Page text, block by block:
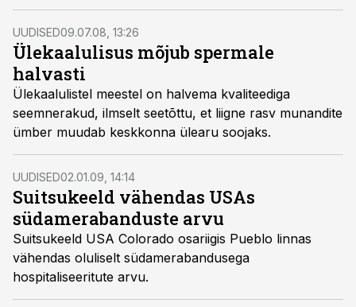
UUDISED09.07.08, 13:26
Ülekaalulisus mõjub spermale
halvasti
Ülekaalulistel meestel on halvema kvaliteediga
seemnerakud, ilmselt seetõttu, et liigne rasv munandite
ümber muudab keskkonna ülearu soojaks.
UUDISED02.01.09, 14:14
Suitsukeeld vähendas USAs
südamerabanduste arvu
Suitsukeeld USA Colorado osariigis Pueblo linnas
vähendas oluliselt südamerabandusega
hospitaliseeritute arvu.